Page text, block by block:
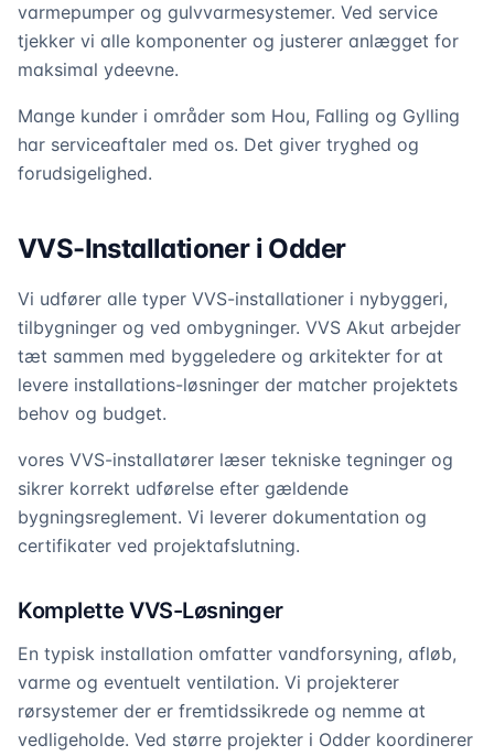
varmepumper og gulvvarmesystemer. Ved service
tjekker vi alle komponenter og justerer anlægget for
maksimal ydeevne.
Mange kunder i områder som Hou, Falling og Gylling
har serviceaftaler med os. Det giver tryghed og
forudsigelighed.
VVS-Installationer i Odder
Vi udfører alle typer VVS-installationer i nybyggeri,
tilbygninger og ved ombygninger. VVS Akut arbejder
tæt sammen med byggeledere og arkitekter for at
levere installations-løsninger der matcher projektets
behov og budget.
vores VVS-installatører læser tekniske tegninger og
sikrer korrekt udførelse efter gældende
bygningsreglement. Vi leverer dokumentation og
certifikater ved projektafslutning.
Komplette VVS-Løsninger
En typisk installation omfatter vandforsyning, afløb,
varme og eventuelt ventilation. Vi projekterer
rørsystemer der er fremtidssikrede og nemme at
vedligeholde. Ved større projekter i Odder koordinerer